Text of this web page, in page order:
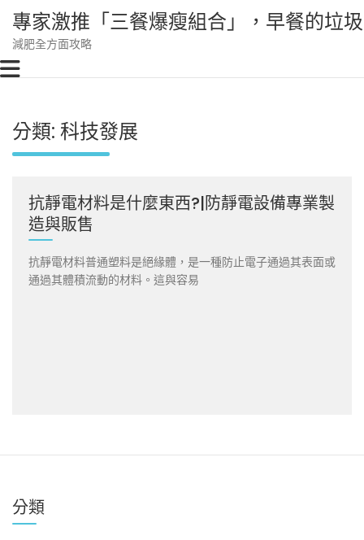
content
專家激推「三餐爆瘦組合」，早餐的垃
減肥全方面攻略
分類: 科技發展
抗靜電材料是什麼東西?|防靜電設備專業製
造與販售
抗靜電材料普通塑料是絕緣體，是一種防止電子通過其表面或
通過其體積流動的材料。這與容易
分類